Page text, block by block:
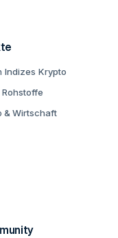
Indizes Krypto
Rohstoffe
& Wirtschaft